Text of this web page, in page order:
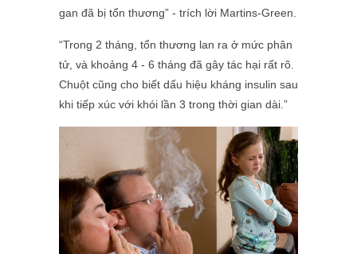
gan đã bị tổn thương” - trích lời Martins-Green.
“Trong 2 tháng, tổn thương lan ra ở mức phân
tử, và khoảng 4 - 6 tháng đã gây tác hại rất rõ.
Chuột cũng cho biết dấu hiệu kháng insulin sau
khi tiếp xúc với khói lần 3 trong thời gian dài.”